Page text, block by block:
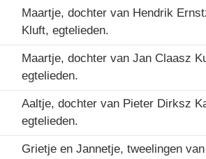
Maartje, dochter van Hendrik
Kluft, egtelieden.
Maartje, dochter van Jan Claasz
egtelieden.
Aaltje, dochter van Pieter Dirksz
egtelieden.
Grietje en Jannetje, tweelingen